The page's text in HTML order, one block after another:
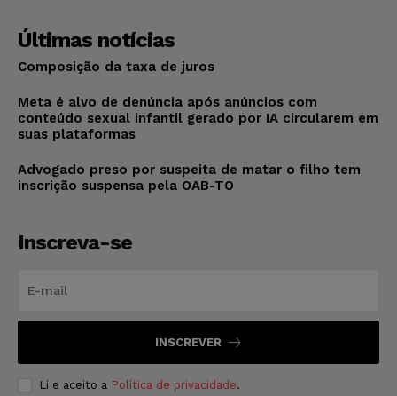
Últimas notícias
Composição da taxa de juros
Meta é alvo de denúncia após anúncios com
conteúdo sexual infantil gerado por IA circularem em
suas plataformas
Advogado preso por suspeita de matar o filho tem
inscrição suspensa pela OAB-TO
Inscreva-se
INSCREVER
Li e aceito a Política de privacidade.